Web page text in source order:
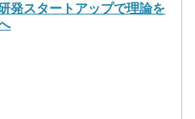
発スタートアップで理論を